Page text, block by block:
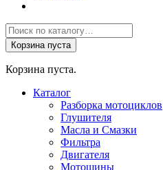
Поиск
товаров
Корзина пуста
Корзина пуста.
Каталог
Разборка мотоциклов
Глушителя
Масла и Смазки
Фильтра
Двигателя
Мотошины